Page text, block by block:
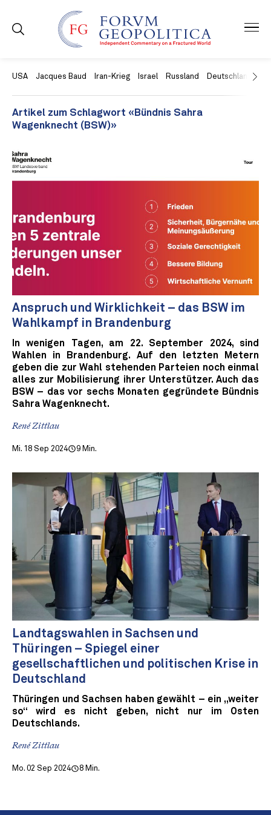
USA Jacques Baud Iran-Krieg Israel Russland Deutschland
Artikel zum Schlagwort «Bündnis Sahra
Wagenknecht (BSW)»
Anspruch und Wirklichkeit – das BSW im
Wahlkampf in Brandenburg
In wenigen Tagen, am 22. September 2024, sind
Wahlen in Brandenburg. Auf den letzten Metern
geben die zur Wahl stehenden Parteien noch einmal
alles zur Mobilisierung ihrer Unterstützer. Auch das
BSW – das vor sechs Monaten gegründete Bündnis
Sahra Wagenknecht.
René Zittlau
Mi. 18 Sep 2024 9 Min.
Landtagswahlen in Sachsen und
Thüringen – Spiegel einer
gesellschaftlichen und politischen Krise in
Deutschland
Thüringen und Sachsen haben gewählt – ein „weiter
so“ wird es nicht geben, nicht nur im Osten
Deutschlands.
René Zittlau
Mo. 02 Sep 2024 8 Min.